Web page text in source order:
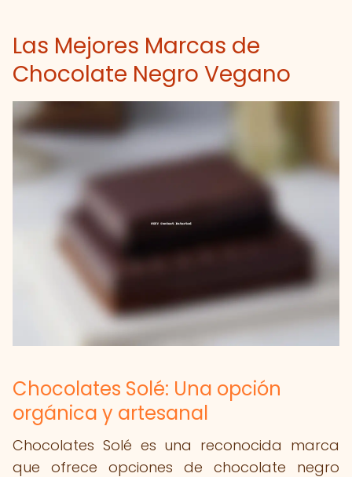
Las Mejores Marcas de
Chocolate Negro Vegano
Chocolates Solé: Una opción
orgánica y artesanal
Chocolates Solé es una reconocida marca
que ofrece opciones de chocolate negro